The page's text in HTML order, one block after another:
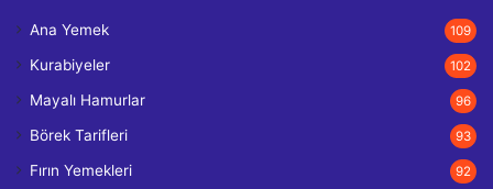
Ana Yemek 109
Kurabiyeler 102
Mayalı Hamurlar 96
Börek Tarifleri 93
Fırın Yemekleri 92